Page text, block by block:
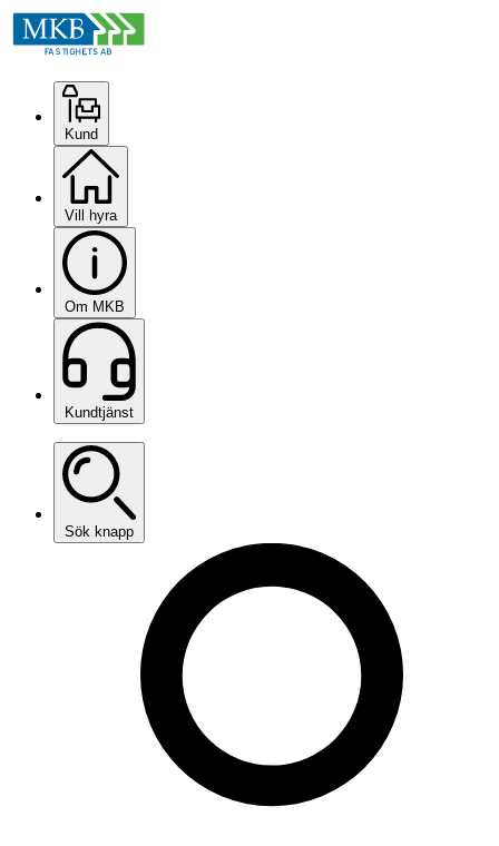
Kund
Vill hyra
Om MKB
Kundtjänst
Sök knapp